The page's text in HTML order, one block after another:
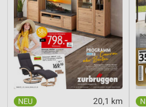
20,1 km
Entwicklung und Verbesserung
Verwendung reduzierter Daten
Inhalten
IAB-Besonderheiten:
Verwendung genauer